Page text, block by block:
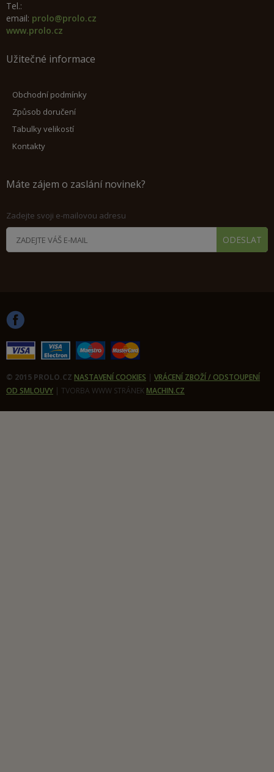
Tel.:
email: prolo@prolo.cz
www.prolo.cz
Užitečné informace
Obchodní podmínky
Způsob doručení
Tabulky velikostí
Kontakty
Máte zájem o zaslání novinek?
Zadejte svoji e-mailovou adresu
© 2015 PROLO.CZ NASTAVENÍ COOKIES | VRÁCENÍ ZBOŽÍ / ODSTOUPENÍ
OD SMLOUVY | TVORBA WWW STRÁNEKMACHIN.CZ